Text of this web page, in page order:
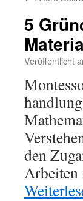
5
Veröffentlicht
den